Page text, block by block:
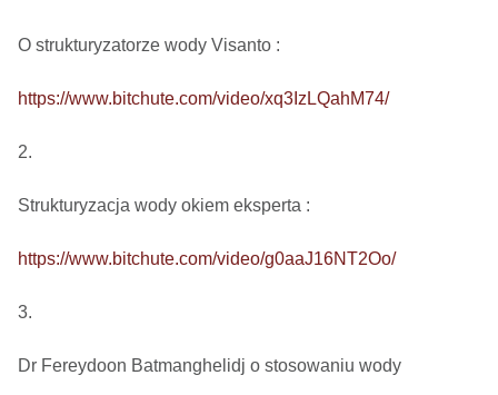
O strukturyzatorze wody Visanto :
https://www.bitchute.com/video/xq3IzLQahM74/
2.
Strukturyzacja wody okiem eksperta :
https://www.bitchute.com/video/g0aaJ16NT2Oo/
3.
Dr Fereydoon Batmanghelidj o stosowaniu wody